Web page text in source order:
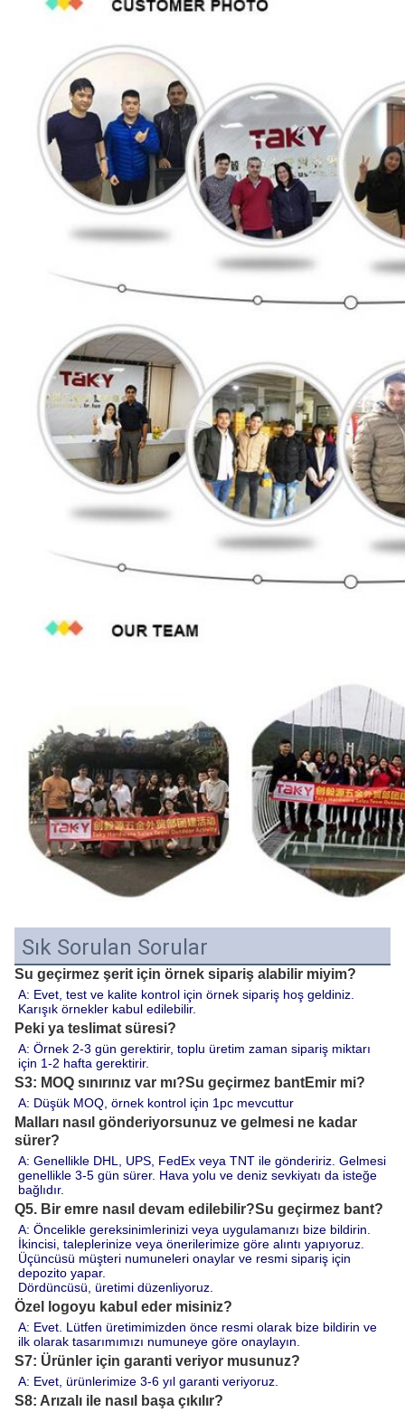
Sık Sorulan Sorular
Su geçirmez şerit için örnek sipariş alabilir miyim?
A: Evet, test ve kalite kontrol için örnek sipariş hoş geldiniz.
Karışık örnekler kabul edilebilir.
Peki ya teslimat süresi?
A: Örnek 2-3 gün gerektirir, toplu üretim zaman sipariş miktarı
için 1-2 hafta gerektirir.
S3: MOQ sınırınız var mı?Su geçirmez bantEmir mi?
A: Düşük MOQ, örnek kontrol için 1pc mevcuttur
Malları nasıl gönderiyorsunuz ve gelmesi ne kadar
sürer?
A: Genellikle DHL, UPS, FedEx veya TNT ile göndeririz. Gelmesi
genellikle 3-5 gün sürer. Hava yolu ve deniz sevkiyatı da isteğe
bağlıdır.
Q5. Bir emre nasıl devam edilebilir?Su geçirmez bant?
A: Öncelikle gereksinimlerinizi veya uygulamanızı bize bildirin.
İkincisi, taleplerinize veya önerilerimize göre alıntı yapıyoruz.
Üçüncüsü müşteri numuneleri onaylar ve resmi sipariş için
depozito yapar.
Dördüncüsü, üretimi düzenliyoruz.
Özel logoyu kabul eder misiniz?
A: Evet. Lütfen üretimimizden önce resmi olarak bize bildirin ve
ilk olarak tasarımımızı numuneye göre onaylayın.
S7: Ürünler için garanti veriyor musunuz?
A: Evet, ürünlerimize 3-6 yıl garanti veriyoruz.
S8: Arızalı ile nasıl başa çıkılır?